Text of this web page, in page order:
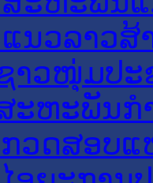
ນວລາວສ້
າວໜຸ່ມປະ
ະຫະພັນກ
ກວດສອບແ